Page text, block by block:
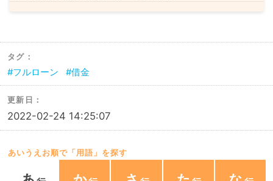
タグ：
フルローン 借金
更新日：
2022-02-24 14:25:07
あいうえお順で「用語」を探す